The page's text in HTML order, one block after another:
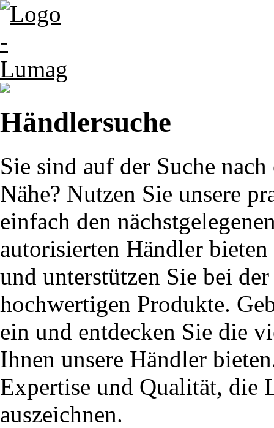
Händlersuche
Sie sind auf der Suche
Nähe? Nutzen Sie unsere
einfach den
autorisierten Händler
und unterstützen Sie bei
hochwertigen Produkte.
ein und entdecken Sie die
Ihnen unsere Händler
Expertise und Qualität, die
auszeichnen.